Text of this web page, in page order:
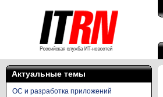
Актуальные темы
ОС и разработка приложений